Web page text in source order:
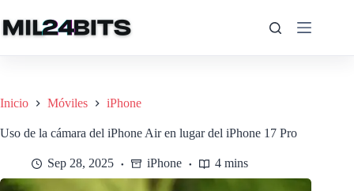
al
contenido
Inicio Móviles iPhone
Uso de la cámara del iPhone Air en lugar del iPhone 17 Pro
Sep 28, 2025 iPhone 4 mins